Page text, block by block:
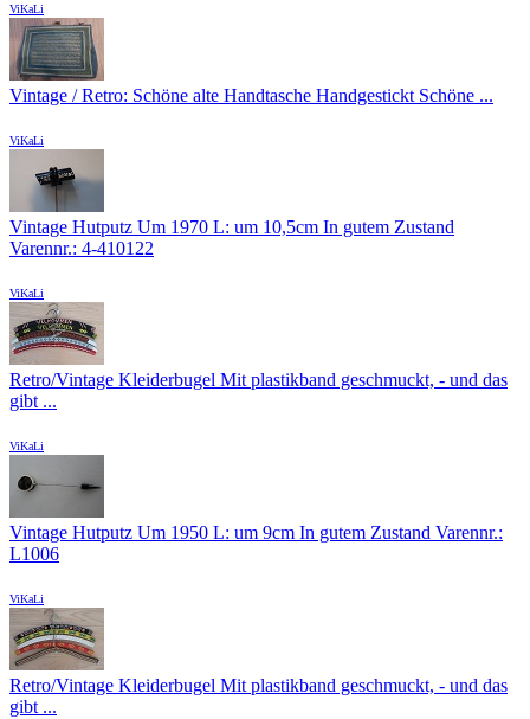
ViKaLi
Vintage / Retro: Schöne alte Handtasche Handgestickt Schöne ...
ViKaLi
Vintage Hutputz Um 1970 L: um 10,5cm In gutem Zustand
Varennr.: 4-410122
ViKaLi
Retro/Vintage Kleiderbugel Mit plastikband geschmuckt, - und das
gibt ...
ViKaLi
Vintage Hutputz Um 1950 L: um 9cm In gutem Zustand Varennr.:
L1006
ViKaLi
Retro/Vintage Kleiderbugel Mit plastikband geschmuckt, - und das
gibt ...